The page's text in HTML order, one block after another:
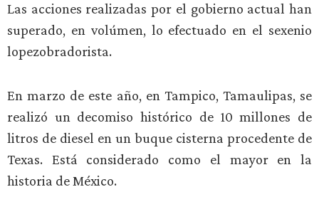
Las acciones realizadas por el gobierno actual han
superado, en volúmen, lo efectuado en el sexenio
lopezobradorista.
En marzo de este año, en Tampico, Tamaulipas, se
realizó un decomiso histórico de 10 millones de
litros de diesel en un buque cisterna procedente de
Texas. Está considerado como el mayor en la
historia de México.